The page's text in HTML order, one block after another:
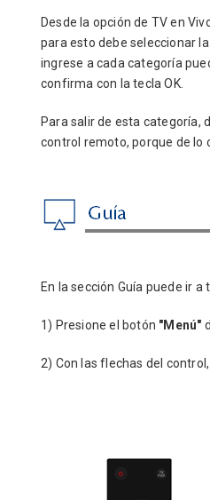
Desde la opción de TV en
para esto debe seleccionar
ingrese a cada categoría
confirma con la tecla OK.
Para salir de esta categoría,
control remoto, porque de lo
En la sección Guía puede ir
1) Presione el botón "Menú"
2) Con las flechas del